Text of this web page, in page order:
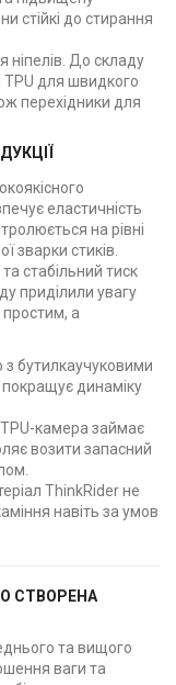
стійкі до стирання
ніпелів. До складу
TPU для швидкого
перехідники для
еластичність
на рівні
зварки стиків.
стабільний тиск
приділили увагу
а
з бутилкаучуковими
динаміку
TPU-камера займає
возити запасний
ThinkRider не
навіть за умов
СТВОРЕНА
та вищого
ваги та